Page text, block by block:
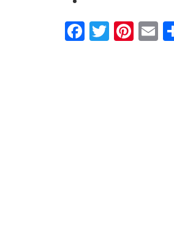
Fa T Pi E